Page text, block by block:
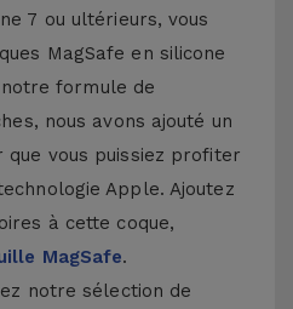
7 ou ultérieurs, vous
MagSafe en silicone
notre formule de
nous avons ajouté un
que vous puissiez profiter
Apple. Ajoutez
à cette coque,
MagSafe.
notre sélection de